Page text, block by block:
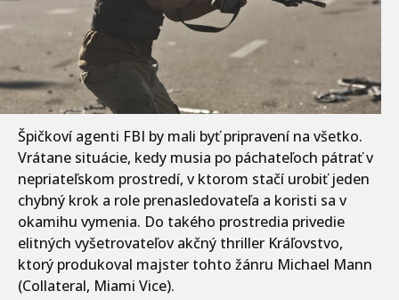
Špičkoví agenti FBI by mali byť pripravení na všetko.
Vrátane situácie, kedy musia po páchateľoch pátrať v
nepriateľskom prostredí, v ktorom stačí urobiť jeden
chybný krok a role prenasledovateľa a koristi sa v
okamihu vymenia. Do takého prostredia privedie
elitných vyšetrovateľov akčný thriller Kráľovstvo,
ktorý produkoval majster tohto žánru Michael Mann
(Collateral, Miami Vice).